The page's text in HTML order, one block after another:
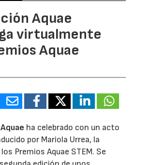
Aquae
virtualmente
Aquae
ha celebrado con un acto
por Mariola Urrea, la
Premios Aquae STEM. Se